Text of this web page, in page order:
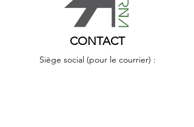
CONTACT
Siège social (pour le courrier) :